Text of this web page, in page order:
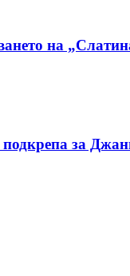
на
за